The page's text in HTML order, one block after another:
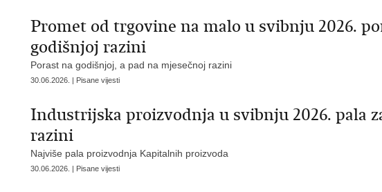
Promet od trgovine na malo u svibnju 2026.
godišnjoj razini
Porast na godišnjoj, a pad na mjesečnoj razini
30.06.2026. | Pisane vijesti
Industrijska proizvodnja u svibnju 2026. pala
razini
Najviše pala proizvodnja Kapitalnih proizvoda
30.06.2026. | Pisane vijesti